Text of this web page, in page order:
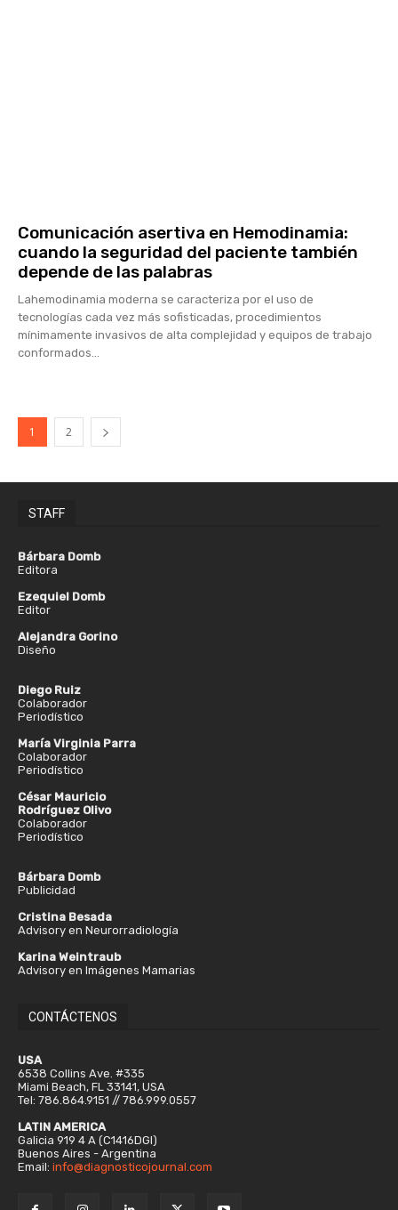
Comunicación asertiva en Hemodinamia:
cuando la seguridad del paciente también
depende de las palabras
Lahemodinamia moderna se caracteriza por el uso de
tecnologías cada vez más sofisticadas, procedimientos
mínimamente invasivos de alta complejidad y equipos de trabajo
conformados...
1 2
STAFF
Bárbara Domb
Editora
Ezequiel Domb
Editor
Alejandra Gorino
Diseño
Diego Ruiz
Colaborador
Periodístico
María Virginia Parra
Colaborador
Periodístico
César Mauricio
Rodríguez Olivo
Colaborador
Periodístico
Bárbara Domb
Publicidad
Cristina Besada
Advisory en Neurorradiología
Karina Weintraub
Advisory en Imágenes Mamarias
CONTÁCTENOS
USA
6538 Collins Ave. #335
Miami Beach, FL 33141, USA
Tel: 786.864.9151 // 786.999.0557
LATIN AMERICA
Galicia 919 4 A (C1416DGI)
Buenos Aires - Argentina
Email: info@diagnosticojournal.com